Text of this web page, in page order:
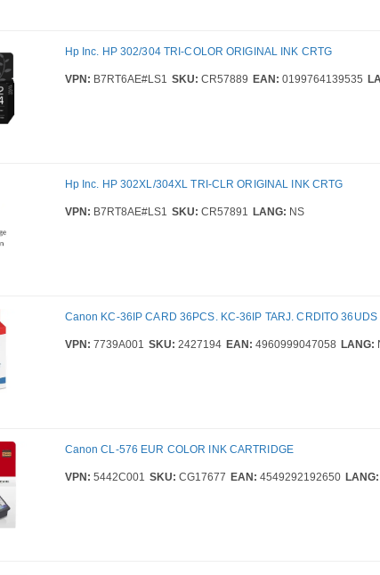
Hp Inc. HP 302/304 TRI-COLOR ORIGINAL INK CRTG
VPN: B7RT6AE#LS1 SKU: CR57889 EAN: 0199764139535
Hp Inc. HP 302XL/304XL TRI-CLR ORIGINAL INK CRTG
VPN: B7RT8AE#LS1 SKU: CR57891 LANG: NS
Canon KC-36IP CARD 36PCS. KC-36IP TARJ. CRDITO 36UDS
VPN: 7739A001 SKU: 2427194 EAN: 4960999047058 LANG:
Canon CL-576 EUR COLOR INK CARTRIDGE
VPN: 5442C001 SKU: CG17677 EAN: 4549292192650 LANG: